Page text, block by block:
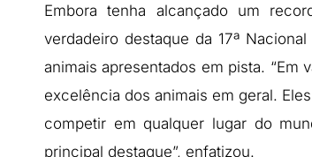
Embora tenha alcançado um
verdadeiro destaque da 17ª
animais apresentados em pista.
excelência dos animais em geral.
competir em qualquer lugar do
principal destaque”, enfatizou.